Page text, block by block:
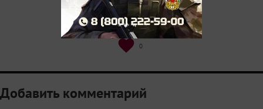
0
Добавить комментарий